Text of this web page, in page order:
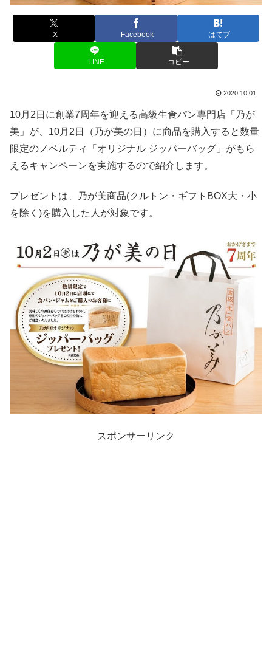
X Facebook はてブ
LINE コピー
2020.10.01
10月2日に創業7周年を迎える高級生食パン専門店「乃が
美」が、10月2日（乃が美の日）に商品を購入すると数量
限定のノベルティ「オリジナル ジッパーバッグ」がもら
えるキャンペーンを実施するので紹介します。
プレゼントは、乃が美商品(クルトン・ギフトBOX大・小
を除く)を購入した人が対象です。
スポンサーリンク